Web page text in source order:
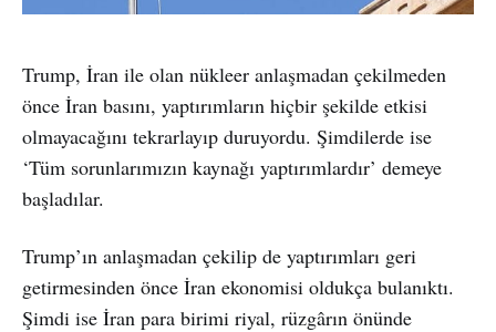
Trump, İran ile olan nükleer anlaşmadan çekilmeden
önce İran basını, yaptırımların hiçbir şekilde etkisi
olmayacağını tekrarlayıp duruyordu. Şimdilerde ise
‘Tüm sorunlarımızın kaynağı yaptırımlardır’ demeye
başladılar.
Trump’ın anlaşmadan çekilip de yaptırımları geri
getirmesinden önce İran ekonomisi oldukça bulanıktı.
Şimdi ise İran para birimi riyal, rüzgârın önünde